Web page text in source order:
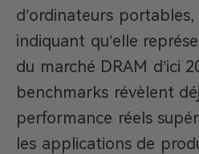
d’ordinateurs
indiquant qu’elle
du marché DRAM d’ici
benchmarks révèlent
performance réels
les applications de